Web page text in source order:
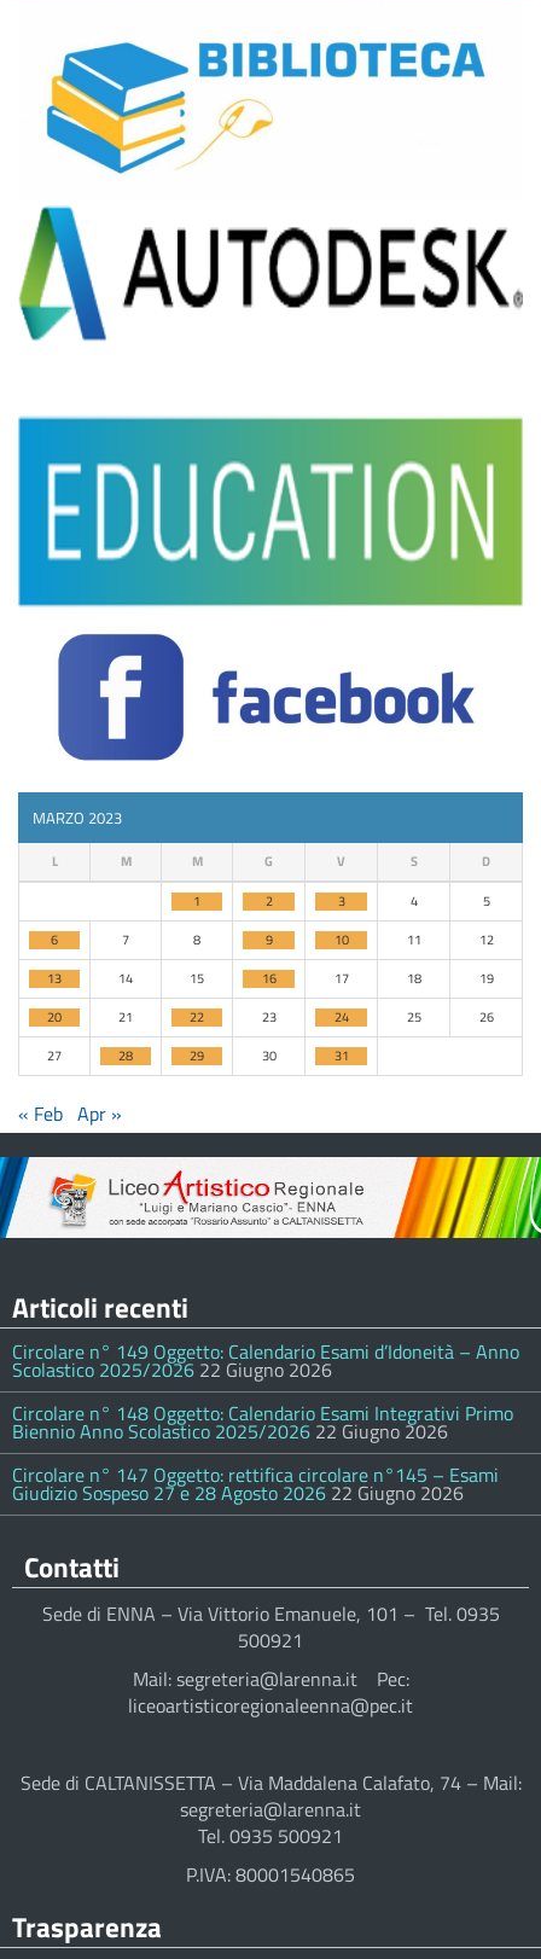
MARZO 2023
L M M G V S D
1 2 3 4
5
6
7 8 9 10 11
12
13
14 15 16 17 18
19
20
21 22 23 24 25
26
27
28 29 30 31
« Feb Apr »
Articoli recenti
Circolare n° 149 Oggetto: Calendario Esami d’Idoneità – Anno
Scolastico 2025/2026 22 Giugno 2026
Circolare n° 148 Oggetto: Calendario Esami Integrativi Primo
Biennio Anno Scolastico 2025/2026 22 Giugno 2026
Circolare n° 147 Oggetto: rettifica circolare n°145 – Esami
Giudizio Sospeso 27 e 28 Agosto 2026 22 Giugno 2026
Contatti
Sede di ENNA – Via Vittorio Emanuele, 101 – Tel. 0935
500921
Mail: segreteria@larenna.it Pec:
liceoartisticoregionaleenna@pec.it
Sede di CALTANISSETTA – Via Maddalena Calafato, 74 – Mail:
segreteria@larenna.it
Tel. 0935 500921
P.IVA: 80001540865
Trasparenza